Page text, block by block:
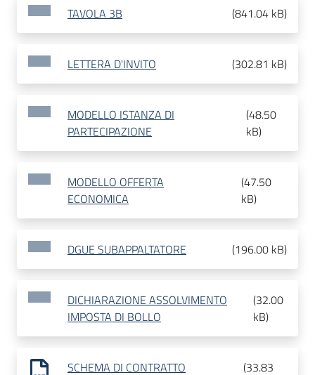
TAVOLA 3B (841.04 kB)
LETTERA D'INVITO (302.81 kB)
MODELLO ISTANZA DI
PARTECIPAZIONE
(48.50
kB)
MODELLO OFFERTA
ECONOMICA
(47.50
kB)
DGUE SUBAPPALTATORE (196.00 kB)
DICHIARAZIONE ASSOLVIMENTO
IMPOSTA DI BOLLO
(32.00
kB)
SCHEMA DI CONTRATTO
(33.83